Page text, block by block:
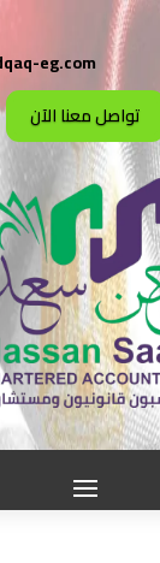
eg.com
تواصل معنا الآن